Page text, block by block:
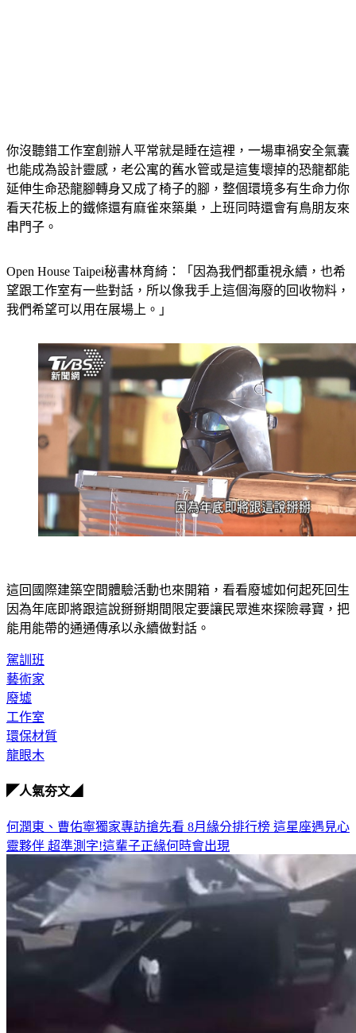
你沒聽錯工作室創辦人平常就是睡在這裡，一場車禍安全氣囊
也能成為設計靈感，老公寓的舊水管或是這隻壞掉的恐龍都能
延伸生命恐龍腳轉身又成了椅子的腳，整個環境多有生命力你
看天花板上的鐵條還有麻雀來築巢，上班同時還會有鳥朋友來
串門子。
Open House Taipei秘書林育綺：「因為我們都重視永續，也希
望跟工作室有一些對話，所以像我手上這個海廢的回收物料，
我們希望可以用在展場上。」
這回國際建築空間體驗活動也來開箱，看看廢墟如何起死回生
因為年底即將跟這說掰掰期間限定要讓民眾進來探險尋寶，把
能用能帶的通通傳承以永續做對話。
駕訓班
藝術家
廢墟
工作室
環保材質
龍眼木
◤人氣夯文◢
何潤東、曹佑寧獨家專訪搶先看 8月緣分排行榜 這星座遇見心
靈夥伴 超準測字!這輩子正緣何時會出現